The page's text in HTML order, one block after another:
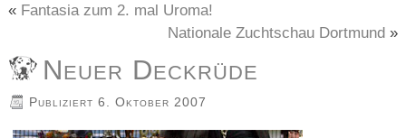
« Fantasia zum 2. mal Uroma!
Nationale Zuchtschau Dortmund»
Neuer Deckrüde
Publiziert 6. Oktober 2007